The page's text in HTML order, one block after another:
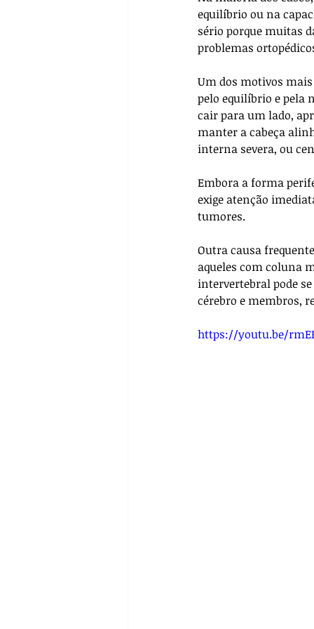
equilíbrio ou na
sério porque muitas
problemas
Um dos motivos
pelo equilíbrio e pela
cair para um lado,
manter a cabeça
interna severa, ou
Embora a forma
exige atenção
tumores.
Outra causa
aqueles com coluna
intervertebral pode
cérebro e membros,
https://youtu.be/